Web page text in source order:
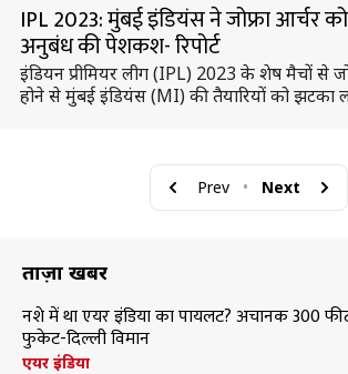
IPL 2023: मुंबई इंडियंस ने जोफ्रा आर्चर
अनुबंध की पेशकश- रिपोर्ट
इंडियन प्रीमियर लीग (IPL) 2023 के शेष मैचों से
होने से मुंबई इंडियंस (MI) की तैयारियों को झटका
Prev • Next
ताज़ा खबरें
नशे में था एयर इंडिया का पायलट? अचानक 300
फुकेट-दिल्ली विमान
एयर इंडिया